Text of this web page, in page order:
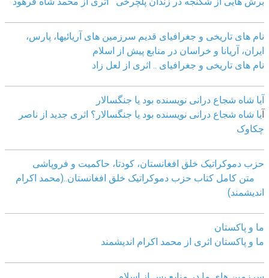
نام های تاریخی و جغرافیای قدیم سرزمین های آریائیها، پارس،
ایران، آریانا و خراسان در منابع پیش از اسلام
نام های تاریخی و جغرافیای .. اثری از لعل زاد
آیا شاه شجاع درانی نویسنده بود یا جنگسالار
آیا شاه شجاع درانی نویسنده بود یا جنگسالار؟ اثری جدید از ناصر
چکاوک
حزب دموکراتیک خلق افغانستان، کودتا، حاکمیت و فروپاشی
متن کامل کتاب حزب دموکراتیک خلق افغانستان..(محمد اکرام
اندیشمند)
ما و پاکستان
ما و پاکستان اثری از محمد اکرام اندیشمند